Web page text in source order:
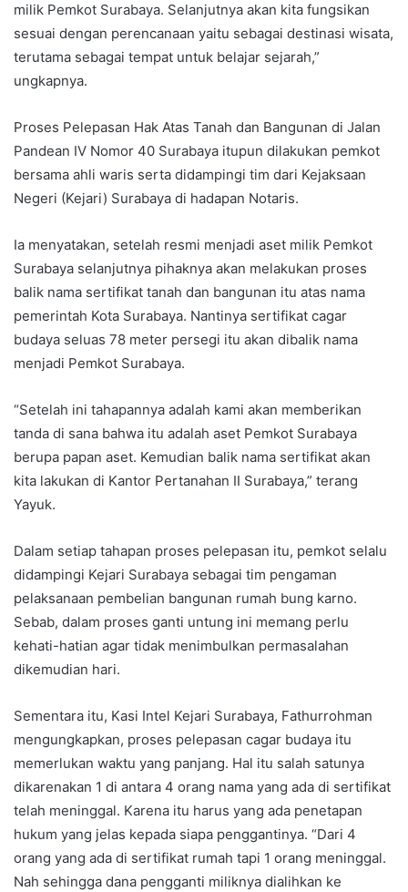
milik Pemkot Surabaya. Selanjutnya akan kita fungsikan
sesuai dengan perencanaan yaitu sebagai destinasi wisata,
terutama sebagai tempat untuk belajar sejarah,”
ungkapnya.
Proses Pelepasan Hak Atas Tanah dan Bangunan di Jalan
Pandean IV Nomor 40 Surabaya itupun dilakukan pemkot
bersama ahli waris serta didampingi tim dari Kejaksaan
Negeri (Kejari) Surabaya di hadapan Notaris.
Ia menyatakan, setelah resmi menjadi aset milik Pemkot
Surabaya selanjutnya pihaknya akan melakukan proses
balik nama sertifikat tanah dan bangunan itu atas nama
pemerintah Kota Surabaya. Nantinya sertifikat cagar
budaya seluas 78 meter persegi itu akan dibalik nama
menjadi Pemkot Surabaya.
“Setelah ini tahapannya adalah kami akan memberikan
tanda di sana bahwa itu adalah aset Pemkot Surabaya
berupa papan aset. Kemudian balik nama sertifikat akan
kita lakukan di Kantor Pertanahan II Surabaya,” terang
Yayuk.
Dalam setiap tahapan proses pelepasan itu, pemkot selalu
didampingi Kejari Surabaya sebagai tim pengaman
pelaksanaan pembelian bangunan rumah bung karno.
Sebab, dalam proses ganti untung ini memang perlu
kehati-hatian agar tidak menimbulkan permasalahan
dikemudian hari.
Sementara itu, Kasi Intel Kejari Surabaya, Fathurrohman
mengungkapkan, proses pelepasan cagar budaya itu
memerlukan waktu yang panjang. Hal itu salah satunya
dikarenakan 1 di antara 4 orang nama yang ada di sertifikat
telah meninggal. Karena itu harus yang ada penetapan
hukum yang jelas kepada siapa penggantinya. “Dari 4
orang yang ada di sertifikat rumah tapi 1 orang meninggal.
Nah sehingga dana pengganti miliknya dialihkan ke